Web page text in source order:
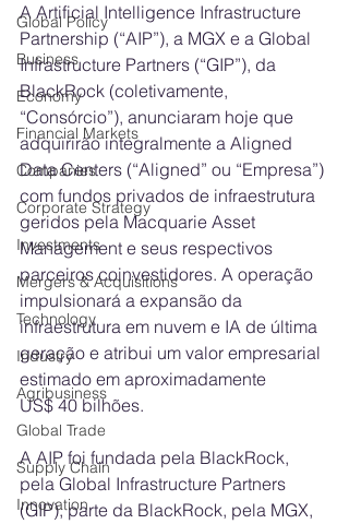
Global Policy
Business
Economy
Financial Markets
Companies
Corporate Strategy
Investments
Mergers & Acquisitions
Technology
Industry
Agribusiness
Global Trade
Supply Chain
Innovation
A Artificial Intelligence Infrastructure
Partnership (“AIP”), a MGX e a Global
Infrastructure Partners (“GIP”), da
BlackRock (coletivamente,
“Consórcio”), anunciaram hoje que
adquirirão integralmente a Aligned
Data Centers (“Aligned” ou “Empresa”)
com fundos privados de infraestrutura
geridos pela Macquarie Asset
Management e seus respectivos
parceiros coinvestidores. A operação
impulsionará a expansão da
infraestrutura em nuvem e IA de última
geração e atribui um valor empresarial
estimado em aproximadamente
US$ 40 bilhões.
A AIP foi fundada pela BlackRock,
pela Global Infrastructure Partners
(GIP), parte da BlackRock, pela MGX,